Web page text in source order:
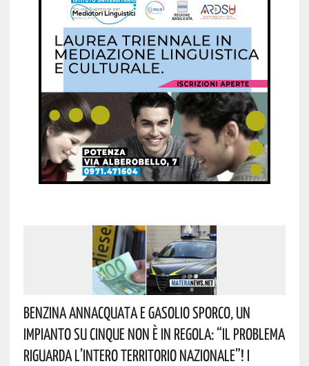
Benzina Annacquata E Gasolio Sporco, Un
Impianto Su Cinque Non È In Regola: “il Problema
Riguarda L’intero Territorio Nazionale”! I